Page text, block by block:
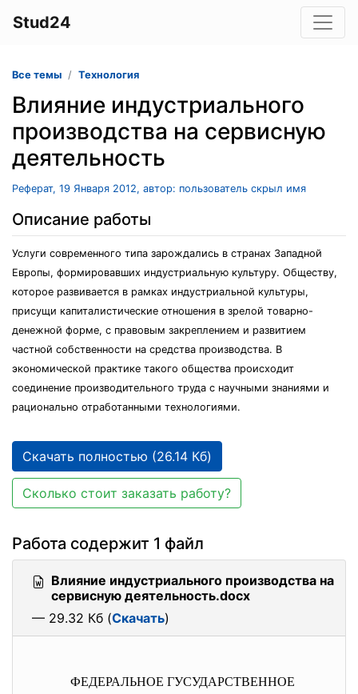
Stud24
Все темы Технология
Влияние индустриального
производства на сервисную
деятельность
Реферат, 19 Января 2012, автор: пользователь скрыл имя
Описание работы
Услуги современного типа зарождались в странах Западной
Европы, формировавших индустриальную культуру. Обществу,
которое развивается в рамках индустриальной культуры,
присущи капиталистические отношения в зрелой товарно-
денежной форме, с правовым закреплением и развитием
частной собственности на средства производства. В
экономической практике такого общества происходит
соединение производительного труда с научными знаниями и
рационально отработанными технологиями.
Скачать полностью (26.14 Кб)
Сколько стоит заказать работу?
Работа содержит 1 файл
Влияние индустриального производства на
сервисную деятельность.docx
— 29.32 Кб (Скачать)
ФЕДЕРАЛЬНОЕ ГУСУДАРСТВЕННОЕ